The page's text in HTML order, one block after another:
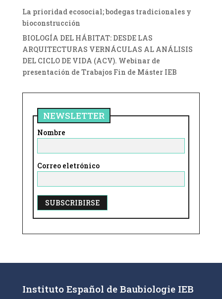
La prioridad ecosocial; bodegas tradicionales y
bioconstrucción
BIOLOGÍA DEL HÁBITAT: DESDE LAS
ARQUITECTURAS VERNÁCULAS AL ANÁLISIS
DEL CICLO DE VIDA (ACV). Webinar de
presentación de Trabajos Fin de Máster IEB
NEWSLETTER
Nombre
Correo eletrónico
e
n
Instituto Español de Baubiologie IEB